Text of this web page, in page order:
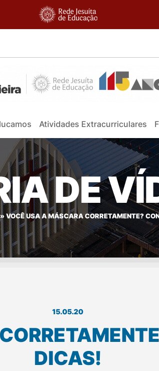
Atividades Extracurriculares
DE
VOCÊ USA A MÁSCARA CORRETAMENTE?
15.05.20
DICAS!